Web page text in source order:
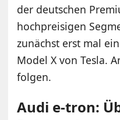
der deutschen
hochpreisigen
zunächst erst mal
Model X von Tesla.
folgen.
Audi e-tron: